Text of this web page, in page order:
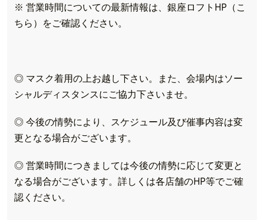
TOP
TOPICS
※ 営業時間についての最新情報は、銀座ロフトHP（こ
ちら）をご確認ください。
◎ マスク着用の上お越し下さい。また、会場内はソー
シャルディスタンスにご協力下さいませ。
◎ 今後の情勢により、スケジュール及び催事内容は変
更となる場合がございます。
◎ 営業時間につきましては今後の情勢に応じて変更と
なる場合がございます。詳しくは各店舗のHP等でご確
認ください。